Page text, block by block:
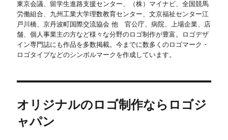
東京会議、留学生進路支援センター、（株）マイナビ、全国競馬
労働組合、九州工業大学理数教育センター、文京福祉センター江
戸川橋、京丹波町国際交流協会 他 官公庁、病院、上場企業、店
舗、個人事業主の方など様々な分野のロゴ制作が豊富。ロゴデザ
イン専門誌にも作品を多数掲載。今までに数多くのロゴマーク・
ロゴタイプなどのシンボルマークを作成しています。
オリジナルのロゴ制作ならロゴジ
ャパン